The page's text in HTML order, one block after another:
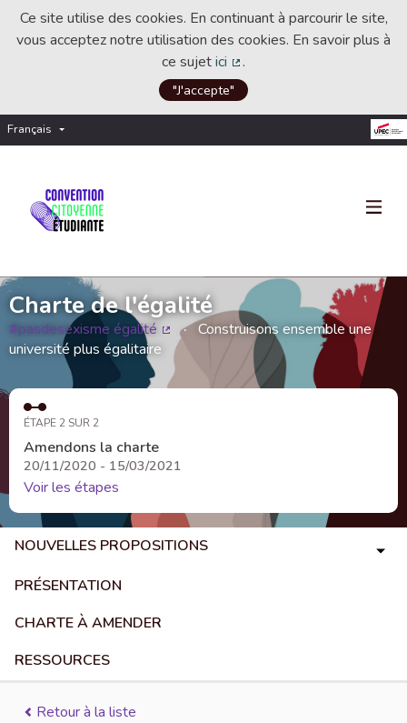
Ce site utilise des cookies. En continuant à parcourir le site,
vous acceptez notre utilisation des cookies. En savoir plus à
ce sujetici
(Lien externe)
.
"J'accepte"
Français Choisir la langue
Charte de l'égalité
#pasdesexisme égalité
(Lien externe)
Construisons ensemble une
université plus égalitaire
ÉTAPE 2 SUR 2
Amendons la charte
20/11/2020 - 15/03/2021
Voir les étapes
NOUVELLES PROPOSITIONS
PRÉSENTATION
CHARTE À AMENDER
RESSOURCES
Retour à la liste